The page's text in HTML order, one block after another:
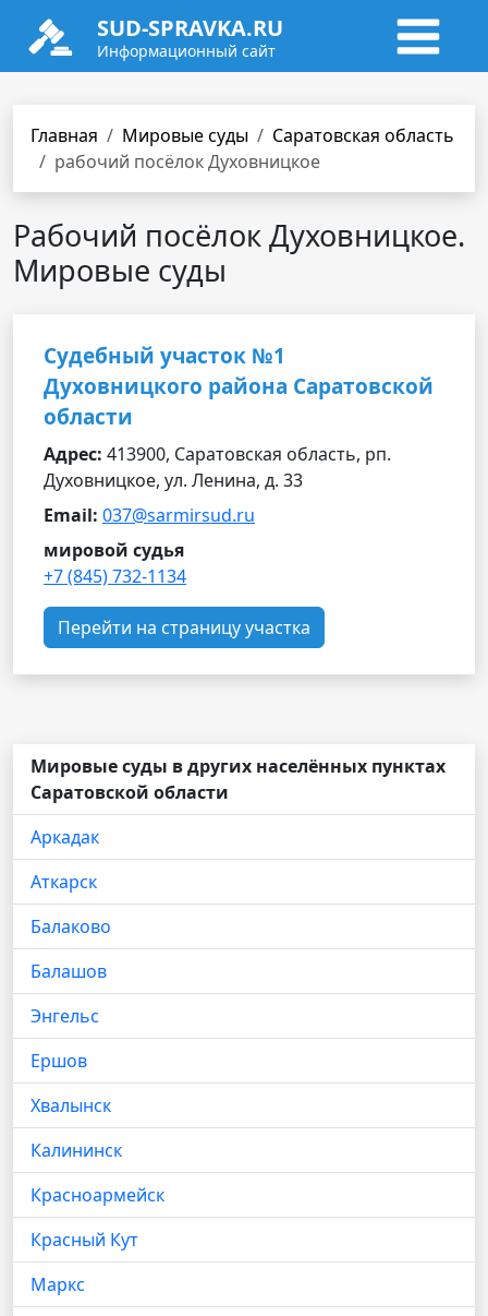
SUD-SPRAVKA.RU
Информационный сайт
Главная Мировые суды
Саратовская область
рабочий посёлок Духовницкое
Рабочий посёлок Духовницкое.
Мировые суды
Судебный участок №1
Духовницкого района Саратовской
области
Адрес: 413900, Саратовская область, рп.
Духовницкое, ул. Ленина, д. 33
Email: 037@sarmirsud.ru
мировой судья
+7 (845) 732-1134
Перейти на страницу участка
Мировые суды в других населённых пунктах
Саратовской области
Аркадак
Аткарск
Балаково
Балашов
Энгельс
Ершов
Хвалынск
Калининск
Красноармейск
Красный Кут
Маркс